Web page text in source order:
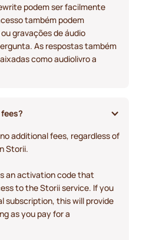
podem ser facilmente
também podem
gravações de áudio
As respostas também
como audiolivro a
additional fees, regardless of
Storii.
an activation code that
to the Storii service. If you
subscription, this will provide
as you pay for a